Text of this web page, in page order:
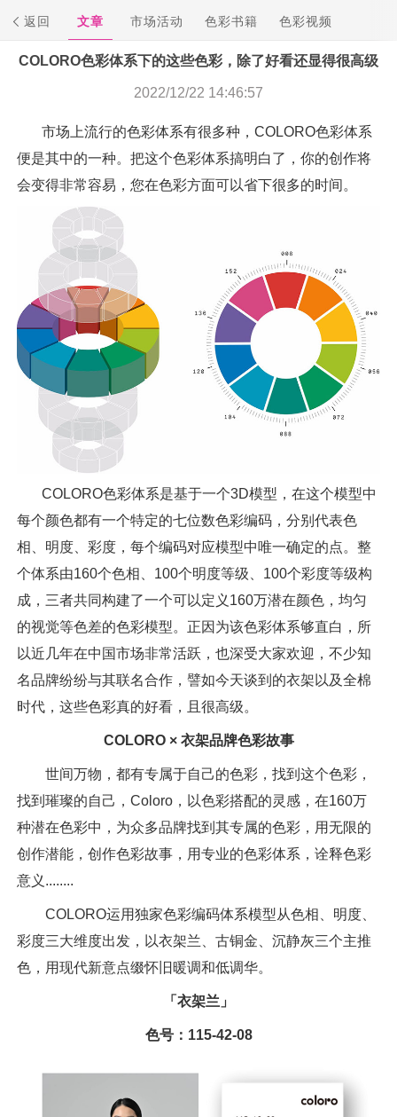
返回 文章 市场活动 色彩书籍 色彩视频
COLORO色彩体系下的这些色彩，除了好看还显得很高级
2022/12/22 14:46:57
市场上流行的色彩体系有很多种，COLORO色彩体系
便是其中的一种。把这个色彩体系搞明白了，你的创作将
会变得非常容易，您在色彩方面可以省下很多的时间。
COLORO色彩体系是基于一个3D模型，在这个模型中
每个颜色都有一个特定的七位数色彩编码，分别代表色
相、明度、彩度，每个编码对应模型中唯一确定的点。整
个体系由160个色相、100个明度等级、100个彩度等级构
成，三者共同构建了一个可以定义160万潜在颜色，均匀
的视觉等色差的色彩模型。正因为该色彩体系够直白，所
以近几年在中国市场非常活跃，也深受大家欢迎，不少知
名品牌纷纷与其联名合作，譬如今天谈到的衣架以及全棉
时代，这些色彩真的好看，且很高级。
COLORO × 衣架品牌色彩故事
世间万物，都有专属于自己的色彩，找到这个色彩，
找到璀璨的自己，Coloro，以色彩搭配的灵感，在160万
种潜在色彩中，为众多品牌找到其专属的色彩，用无限的
创作潜能，创作色彩故事，用专业的色彩体系，诠释色彩
意义........
COLORO运用独家色彩编码体系模型从色相、明度、
彩度三大维度出发，以衣架兰、古铜金、沉静灰三个主推
色，用现代新意点缀怀旧暖调和低调华。
「衣架兰」
色号：115-42-08